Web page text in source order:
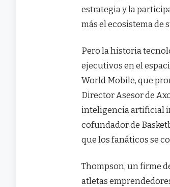
estrategia y la
más el ecosistema de
Pero la historia
ejecutivos en el
World Mobile, que
Director Asesor de
inteligencia artificial
cofundador de
que los fanáticos se
Thompson, un firme
atletas